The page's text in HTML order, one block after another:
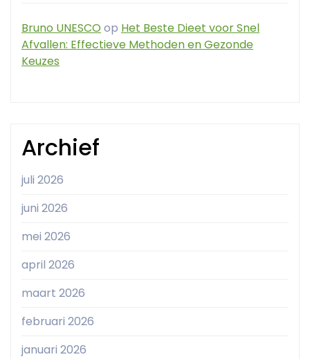
Bruno UNESCO op Het Beste Dieet voor Snel
Afvallen: Effectieve Methoden en Gezonde
Keuzes
Archief
juli 2026
juni 2026
mei 2026
april 2026
maart 2026
februari 2026
januari 2026